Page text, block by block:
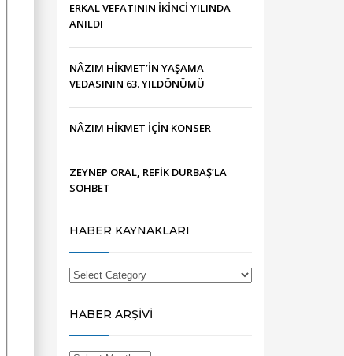
ERKAL VEFATININ İKİNCİ YILINDA
ANILDI
NÂZIM HİKMET’İN YAŞAMA
VEDASININ 63. YILDÖNÜMÜ
NÂZIM HİKMET İÇİN KONSER
ZEYNEP ORAL, REFİK DURBAŞ’LA
SOHBET
HABER KAYNAKLARI
HABER ARŞİVİ